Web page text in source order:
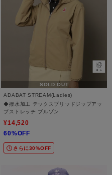
SOLD OUT
ADABAT STREAM(Ladies)
◆撥水加工 テックスブリッドジップアッ
プストレッチ ブルゾン
¥14,520
60%OFF
さらに30%OFF